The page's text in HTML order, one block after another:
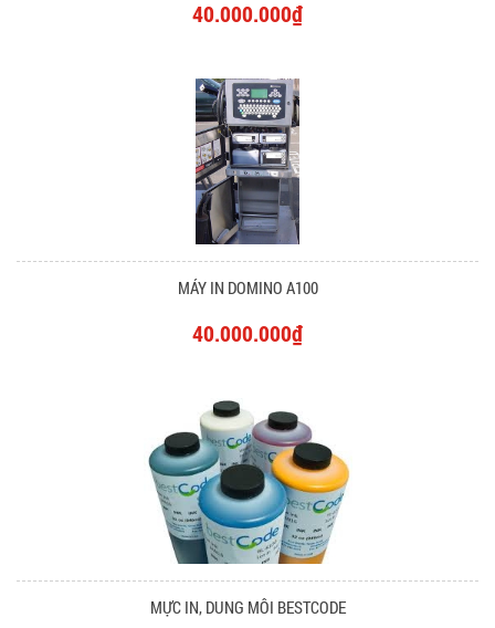
40.000.000₫
MÁY IN DOMINO A100
40.000.000₫
MỰC IN, DUNG MÔI BESTCODE